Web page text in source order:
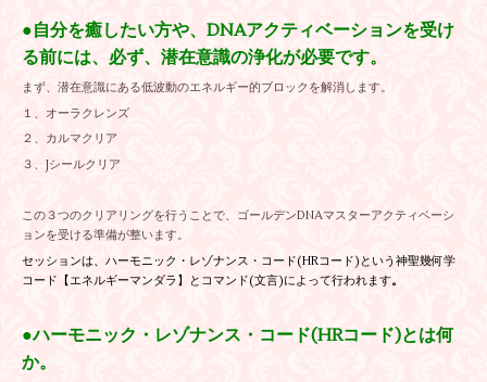
●自分を癒したい方や、DNAアクティベーションを受け
る前には、必ず、潜在意識の浄化が必要です。
まず、潜在意識にある低波動のエネルギー的ブロックを解消します。
１、オーラクレンズ
２、カルマクリア
３、Jシールクリア
この３つのクリアリングを行うことで、ゴールデンDNAマスターアクティベーシ
ョンを受ける準備が整います。
セッションは、ハーモニック・レゾナンス・コード(HRコード)という神聖幾何学
コード【エネルギーマンダラ】とコマンド(文言)によって行われます。
●ハーモニック・レゾナンス・コード(HRコード)とは何
か。